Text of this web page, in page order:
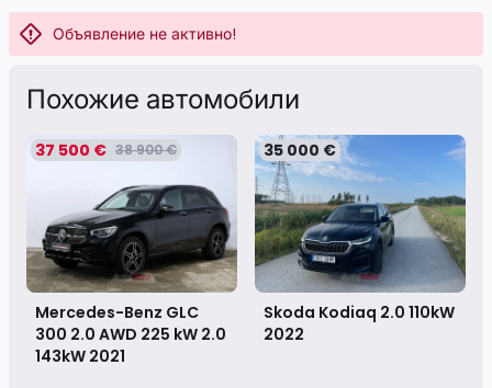
Объявление не активно!
Похожие автомобили
37 500 € 38 900 €
Mercedes-Benz GLC
300 2.0 AWD 225 kW 2.0
143kW 2021
35 000 €
Skoda Kodiaq 2.0 110kW
2022